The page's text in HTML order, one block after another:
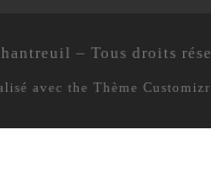
– Tous droits
avec the Thème Customizr